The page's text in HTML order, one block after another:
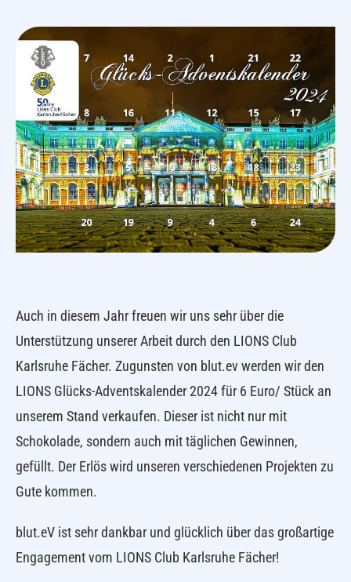
Auch in diesem Jahr freuen wir uns sehr über die
Unterstützung unserer Arbeit durch den LIONS Club
Karlsruhe Fächer. Zugunsten von blut.ev werden wir den
LIONS Glücks-Adventskalender 2024 für 6 Euro/ Stück an
unserem Stand verkaufen. Dieser ist nicht nur mit
Schokolade, sondern auch mit täglichen Gewinnen,
gefüllt. Der Erlös wird unseren verschiedenen Projekten zu
Gute kommen.
blut.eV ist sehr dankbar und glücklich über das großartige
Engagement vom LIONS Club Karlsruhe Fächer!